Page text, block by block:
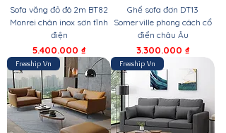
Sofa văng đỏ đô 2m BT82
Monrei chân inox sơn tĩnh
điện
Giá
5.400.000 ₫
Ghế sofa đơn DT13
Somerville phong cách cổ
điển châu Âu
Giá
3.300.000 ₫
Freeship Vn Freeship Vn